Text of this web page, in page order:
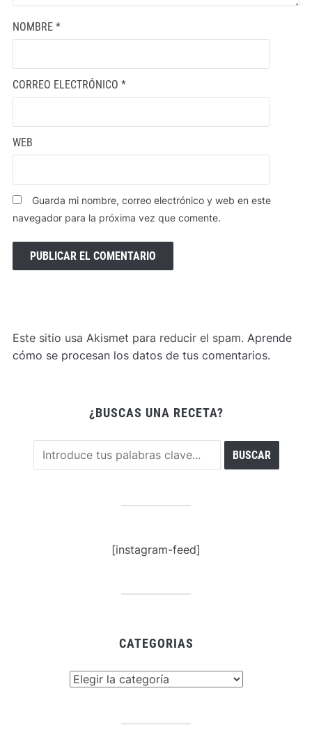
NOMBRE *
CORREO ELECTRÓNICO *
WEB
Guarda mi nombre, correo electrónico y web en este
navegador para la próxima vez que comente.
Este sitio usa Akismet para reducir el spam. Aprende
cómo se procesan los datos de tus comentarios.
¿BUSCAS UNA RECETA?
[instagram-feed]
CATEGORIAS